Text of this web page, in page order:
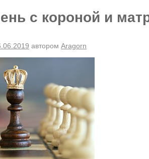
с короной и
автором Aragorn